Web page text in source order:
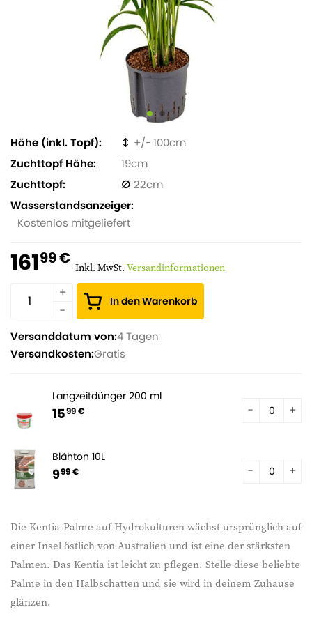
Die Kentia-Palme auf Hydrokulturen wächst ursprünglich auf
einer Insel östlich von Australien und ist eine der stärksten
Palmen. Das Kentia ist leicht zu pflegen. Stelle diese beliebte
Palme in den Halbschatten und sie wird in deinem Zuhause
glänzen.
Höhe (inkl. Topf)
100
Zuchttopf Höhe
19
Zuchttopf
22
Wasserstandsanzeiger
Kostenlos mitgeliefert
16199 € Inkl. MwSt. Versandinformationen
In den Warenkorb
Versanddatum von:4 Tagen
Versandkosten:Gratis
Langzeitdünger 200 ml
1599 €
Blähton 10L
999 €